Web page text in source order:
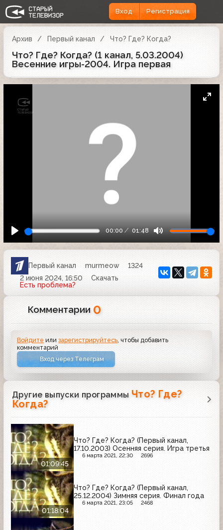
Вход Регистрация
Архив Первый канал Что? Где? Когда?
Что? Где? Когда? (1 канал, 5.03.2004)
Весенние игры-2004. Игра первая
00:00 01:48
Первый канал murmeow
1324
2 июня 2024, 16:50
Скачать
Есть проблема?
Комментарии 0
Войдите илизарегистрируйтесь , чтобы добавить
комментарий
Вход через Телеграм
Другие выпуски программы Что? Где?
Когда?
01:09:45
Что? Где? Когда? (Первый канал,
17.10.2003) Осенняя серия. Игра третья
6 марта 2021, 22:30 2696
01:18:04
Что? Где? Когда? (Первый канал,
25.12.2004) Зимняя серия. Финал года
6 марта 2021, 23:05 2468